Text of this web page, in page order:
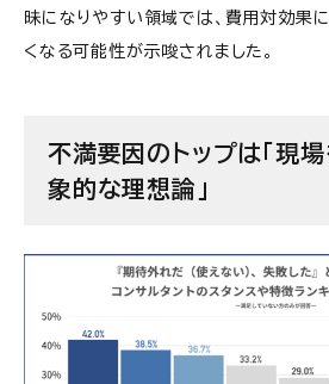
昧になりやすい領域では、費用対効果
くなる可能性が示唆されました。
不満要因のトップは「現
象的な理想論」